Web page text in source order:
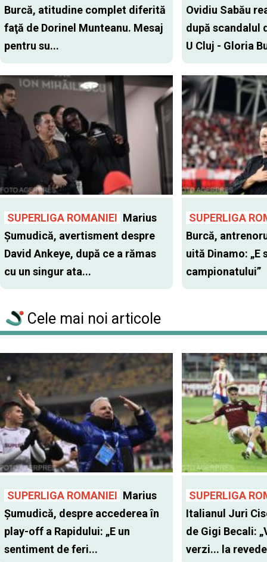
Burcă, atitudine complet diferită
faţă de Dorinel Munteanu. Mesaj
pentru su...
Ovidiu Sabău
după scandalul
U Cluj - Gloria
SUPERLIGA ROMANIEI Marius
Şumudică, avertisment despre
David Ankeye, după ce a rămas
cu un singur ata...
SUPERLIGA
Burcă,
uită Dinamo: „E
campionatului”
Cele mai noi articole
SUPERLIGA ROMANIEI Marius
Șumudică, despre accederea în
play-off a Rapidului: „E un
sentiment de feri...
SUPERLIGA
Italianul Juri
de Gigi Becali:
verzi... la